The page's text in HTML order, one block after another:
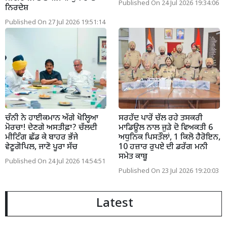
ਨਿਰਦੇਸ਼
Published On 27 Jul 2026 19:51:14
Published On 24 Jul 2026 19:34:06
ਚੰਨੀ ਨੇ ਹਾਈਕਮਾਨ ਅੱਗੇ ਖੋਲ੍ਹਿਆ
ਮੋਰਚਾ! ਦੇਣਗੇ ਅਸਤੀਫ਼ਾ? ਚੱਲਦੀ
ਮੀਟਿੰਗ ਛੱਡ ਕੇ ਬਾਹਰ ਭੱਜੇ
ਵੇਣੂਗੋਪਿਲ, ਜਾਣੋ ਪੂਰਾ ਸੱਚ
Published On 24 Jul 2026 14:54:51
ਸਰਹੱਦ ਪਾਰੋਂ ਚੱਲ ਰਹੇ ਤਸਕਰੀ
ਮਾਡਿਊਲ ਨਾਲ ਜੁੜੇ ਦੋ ਵਿਅਕਤੀ 6
ਅਧੁਨਿਕ ਪਿਸਤੌਲਾਂ, 1 ਕਿਲੋ ਹੈਰੋਇਨ,
10 ਹਜ਼ਾਰ ਰੁਪਏ ਦੀ ਡਰੱਗ ਮਨੀ
ਸਮੇਤ ਕਾਬੂ
Published On 23 Jul 2026 19:20:03
Latest